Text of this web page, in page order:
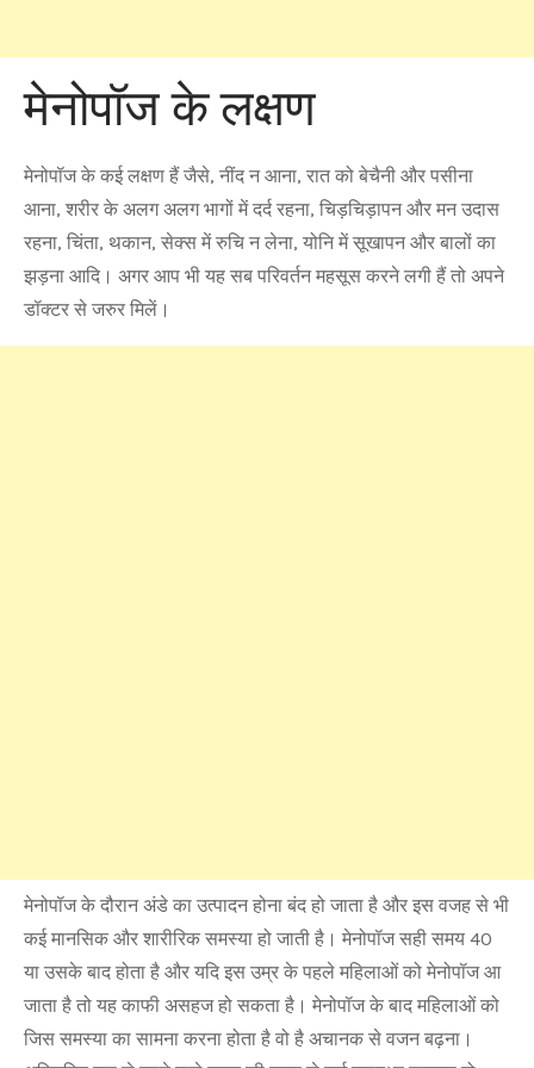
मेनोपॉज के लक्षण
मेनोपॉज के कई लक्षण हैं जैसे, नींद न आना, रात को बेचैनी और पसीना
आना, शरीर के अलग अलग भागों में दर्द रहना, चिड़चिड़ापन और मन उदास
रहना, चिंता, थकान, सेक्‍स में रुचि न लेना, योनि में सूखापन और बालों का
झड़ना आदि। अगर आप भी यह सब परिवर्तन महसूस करने लगी हैं तो अपने
डॉक्‍टर से जरुर मिलें।
मेनोपॉज के दौरान अंडे का उत्पादन होना बंद हो जाता है और इस वजह से भी
कई मानसिक और शारीरिक समस्या हो जाती है। मेनोपॉज सही समय 40
या उसके बाद होता है और यदि इस उम्र के पहले महिलाओं को मेनोपॉज आ
जाता है तो यह काफी असहज हो सकता है। मेनोपॉज के बाद महिलाओं को
ज‍िस समस्‍या का सामना करना होता है वो है अचानक से वजन बढ़ना।